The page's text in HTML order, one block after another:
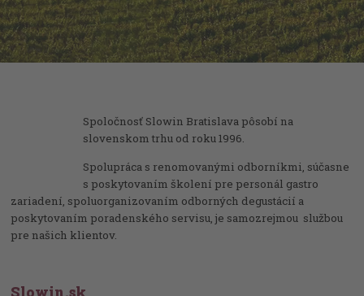
Spoločnosť Slowin Bratislava pôsobí na
slovenskom trhu od roku 1996.
Spolupráca s renomovanými odborníkmi, súčasne
s poskytovaním školení pre personál gastro
zariadení, spoluorganizovaním odborných degustácií a
poskytovaním poradenského servisu, je samozrejmou službou
pre našich klientov.